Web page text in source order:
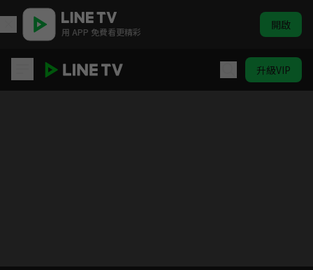
用 APP 免費看更精彩 開啟
升級VIP